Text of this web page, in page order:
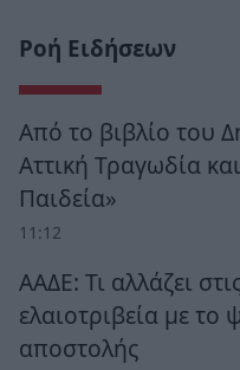
Ροή Ειδήσεων
Από το βιβλίο του
Αττική Τραγωδία
Παιδεία»
11:12
ΑΑΔΕ: Τι αλλάζει
ελαιοτριβεία με το
αποστολής